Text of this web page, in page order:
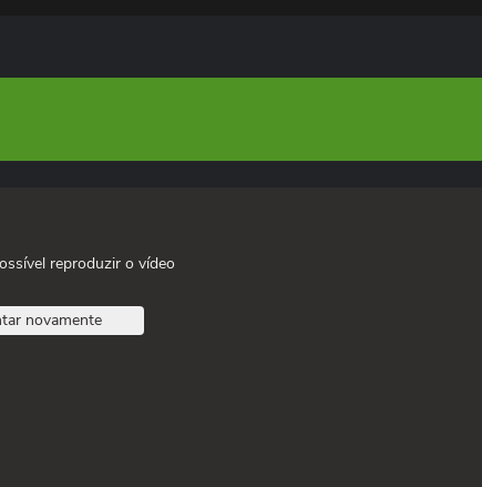
reproduzir o vídeo
novamente